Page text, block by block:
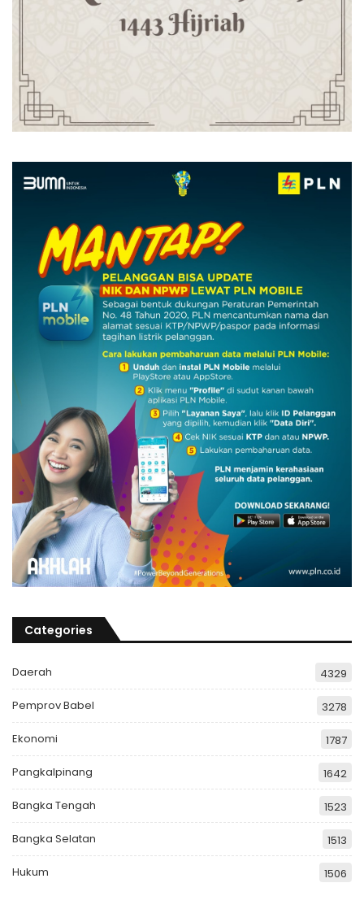
Categories
Daerah 4329
Pemprov Babel 3278
Ekonomi 1787
Pangkalpinang 1642
Bangka Tengah 1523
Bangka Selatan 1513
Hukum 1506